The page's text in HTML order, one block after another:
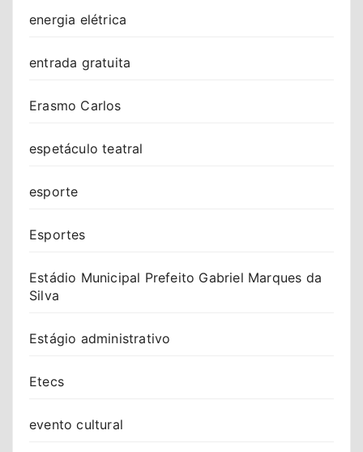
energia elétrica
entrada gratuita
Erasmo Carlos
espetáculo teatral
esporte
Esportes
Estádio Municipal Prefeito Gabriel Marques da
Silva
Estágio administrativo
Etecs
evento cultural